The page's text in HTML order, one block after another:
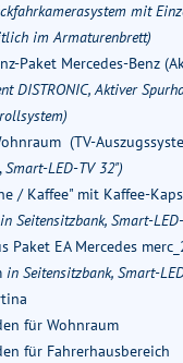
mit
im Armaturenbrett)
Paket Mercedes-Benz
DISTRONIC, Aktiver
(TV-
Smart-LED-TV 32")
/ Kaffee" mit Kaffee-
Seitensitzbank, Smart-
Paket EA Mercedes
in Seitensitzbank, Smart-
für Wohnraum
für Fahrerhausbereich